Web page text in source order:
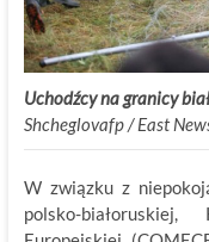
Uchodźcy na granicy
Shcheglovafp / East
W związku z
polsko-